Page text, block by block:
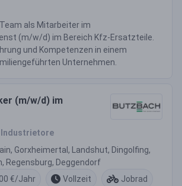
als Mitarbeiter im
(m/w/d) im Bereich Kfz-Ersatzteile.
und Kompetenzen in einem
Unternehmen.
(m/w/d) im
Industrietore
Gorxheimertal, Landshut, Dingolfing,
Regensburg, Deggendorf
€/Jahr
Vollzeit Jobrad